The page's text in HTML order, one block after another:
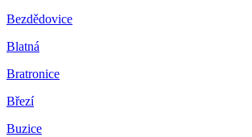
Bezdědovice
Blatná
Bratronice
Březí
Buzice